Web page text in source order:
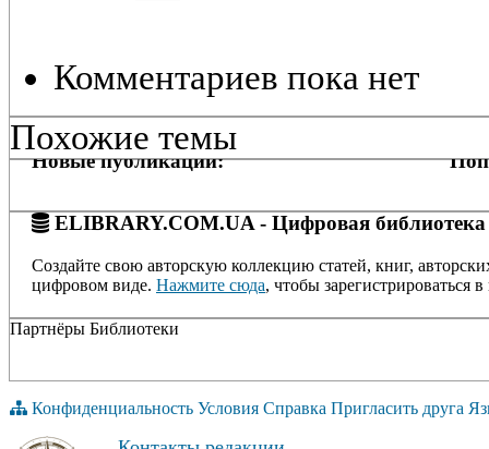
Комментариев пока нет
Похожие темы
Новые публикации:
ELIBRARY.COM.UA - Цифровая библиотека
Создайте свою авторскую коллекцию статей, книг,
цифровом виде. Нажмите сюда, чтобы зарегистрироваться в
Партнёры Библиотеки
Конфиденциальность Условия Справка Пригласить друга